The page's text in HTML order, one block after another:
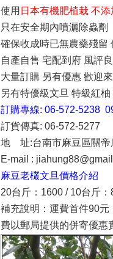
使用 日本有機肥植栽 不
只在安全期內噴灑除蟲劑
確保收成時已無農藥殘留
自產自售 宅配到府 風評
大量訂購 另有優惠 歡迎
另有特優級文旦 特級紅
訂購專線: 06-572-5238
訂貨傳真: 06-572-5277
地 址:台南市麻豆區關帝
E-mail :
麻豆老欉文旦價格介紹
20台斤：1600 / 10台斤
補充說明：運費首件90
費以郵局提供的併寄優惠